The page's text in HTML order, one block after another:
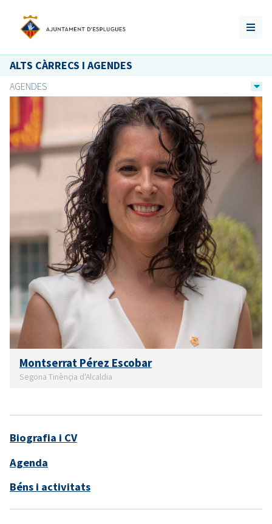
ALTS CÀRRECS I AGENDES
AGENDES
Montserrat Pérez Escobar
Segona Tinènçia d'Alcaldia
Biografia i CV
Agenda
Béns i activitats